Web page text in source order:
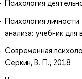
Психология
Психология
анализа: учебник для
Современная
Серкин, В. П., 2018